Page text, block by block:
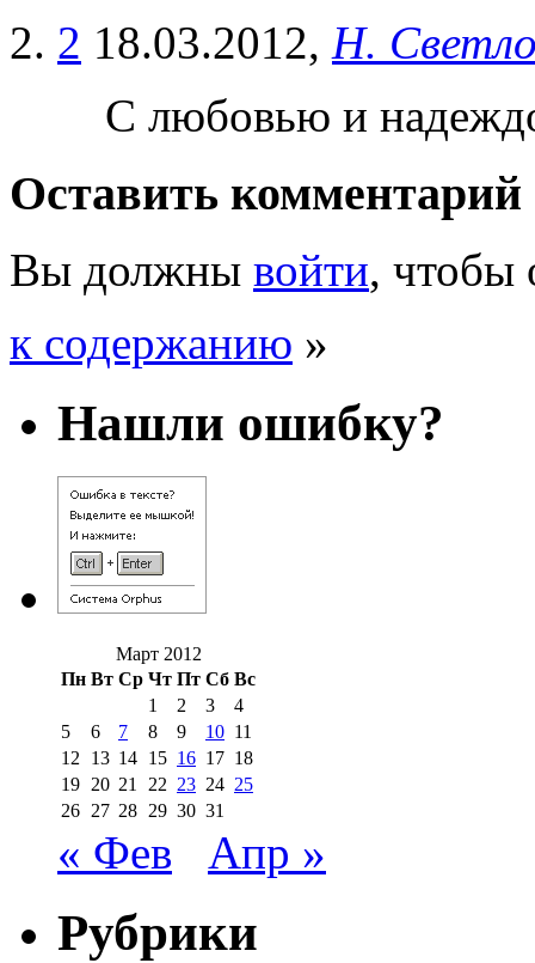
2 18.03.2012, Н.
С любовью и
Оставить комментарий
Вы должны войти, чтобы
к содержанию »
Нашли ошибку?
Март 2012
Пн Вт Ср Чт Пт Сб Вс
1
2 3
4
5
6 7 8 9 10 11
12
13 14 15 16 17 18
19 20 21 22 23 24 25
26 27 28 29 30 31
« Фев Апр »
Рубрики